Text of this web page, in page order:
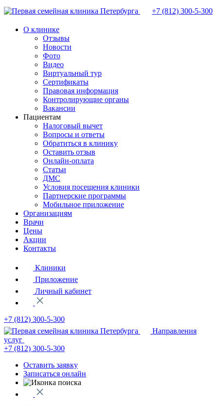
+7 (812) 300-5-300
О клинике
Отзывы
Новости
Фото
Видео
Виртуальный тур
Сертификаты
Правовая информация
Контролирующие органы
Вакансии
Пациентам
Налоговый вычет
Вопросы и ответы
Обратиться в клинику
Оставить отзыв
Онлайн-оплата
Статьи
ДМС
Условия посещения клиники
Партнерские программы
Мобильное приложение
Организациям
Врачи
Цены
Акции
Контакты
Клиники
Приложение
Личный кабинет
+7 (812) 300-5-300
Направления
услуг
+7 (812) 300-5-300
Оставить заявку
Записаться онлайн